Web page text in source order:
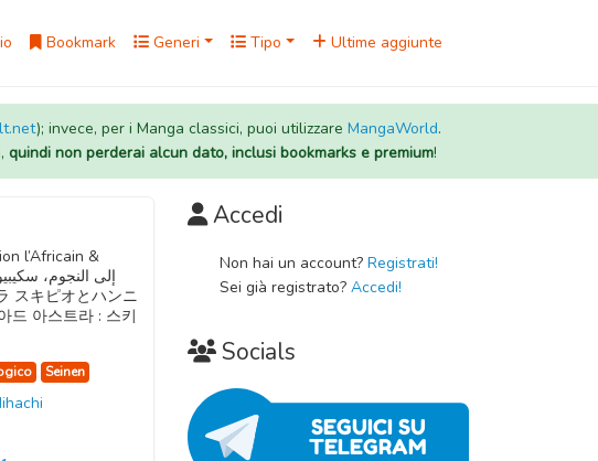
Bookmark Generi Tipo Ultime aggiunte
); invece, per i Manga classici, puoi utilizzare MangaWorld.
quindi non perderai alcun dato, inclusi bookmarks e premium!
l’Africain &
드 아스트라 : 스키
Seinen
Accedi
Non hai un account? Registrati!
Sei già registrato? Accedi!
Socials